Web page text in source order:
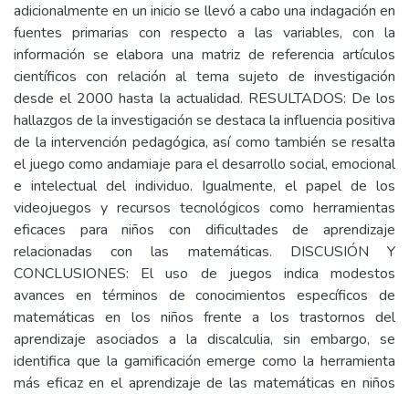
adicionalmente en un inicio se llevó a cabo una indagación en
fuentes primarias con respecto a las variables, con la
información se elabora una matriz de referencia artículos
científicos con relación al tema sujeto de investigación
desde el 2000 hasta la actualidad. RESULTADOS: De los
hallazgos de la investigación se destaca la influencia positiva
de la intervención pedagógica, así como también se resalta
el juego como andamiaje para el desarrollo social, emocional
e intelectual del individuo. Igualmente, el papel de los
videojuegos y recursos tecnológicos como herramientas
eficaces para niños con dificultades de aprendizaje
relacionadas con las matemáticas. DISCUSIÓN Y
CONCLUSIONES: El uso de juegos indica modestos
avances en términos de conocimientos específicos de
matemáticas en los niños frente a los trastornos del
aprendizaje asociados a la discalculia, sin embargo, se
identifica que la gamificación emerge como la herramienta
más eficaz en el aprendizaje de las matemáticas en niños